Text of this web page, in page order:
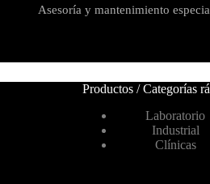
Asesoría y mantenimiento
Productos / Categorías
Laboratorio
Industrial
Clínicas